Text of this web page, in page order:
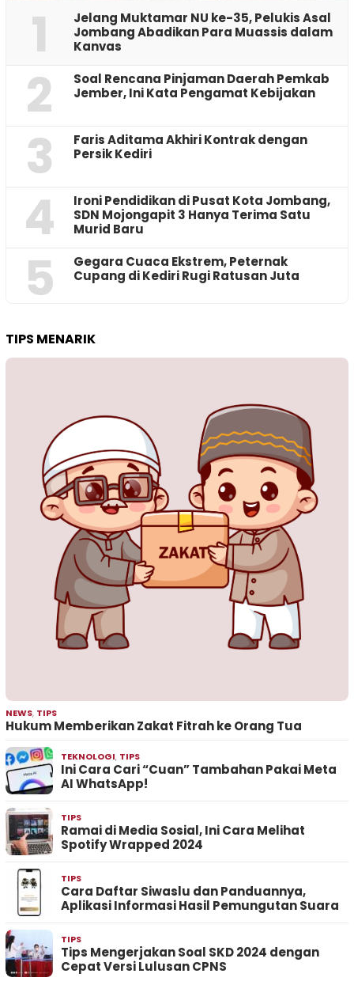
1
Jelang Muktamar NU ke-35, Pelukis Asal
Jombang Abadikan Para Muassis dalam
Kanvas
2
‎Soal Rencana Pinjaman Daerah Pemkab
Jember, Ini Kata Pengamat Kebijakan ‎
3
Faris Aditama Akhiri Kontrak dengan
Persik Kediri
4
Ironi Pendidikan di Pusat Kota Jombang,
SDN Mojongapit 3 Hanya Terima Satu
Murid Baru
5
‎Gegara Cuaca Ekstrem, Peternak
Cupang di Kediri Rugi Ratusan Juta
TIPS MENARIK
NEWS, TIPS
Hukum Memberikan Zakat Fitrah ke Orang Tua
TEKNOLOGI, TIPS
Ini Cara Cari “Cuan” Tambahan Pakai Meta
AI WhatsApp!
TIPS
Ramai di Media Sosial, Ini Cara Melihat
Spotify Wrapped 2024
TIPS
Cara Daftar Siwaslu dan Panduannya,
Aplikasi Informasi Hasil Pemungutan Suara
TIPS
Tips Mengerjakan Soal SKD 2024 dengan
Cepat Versi Lulusan CPNS